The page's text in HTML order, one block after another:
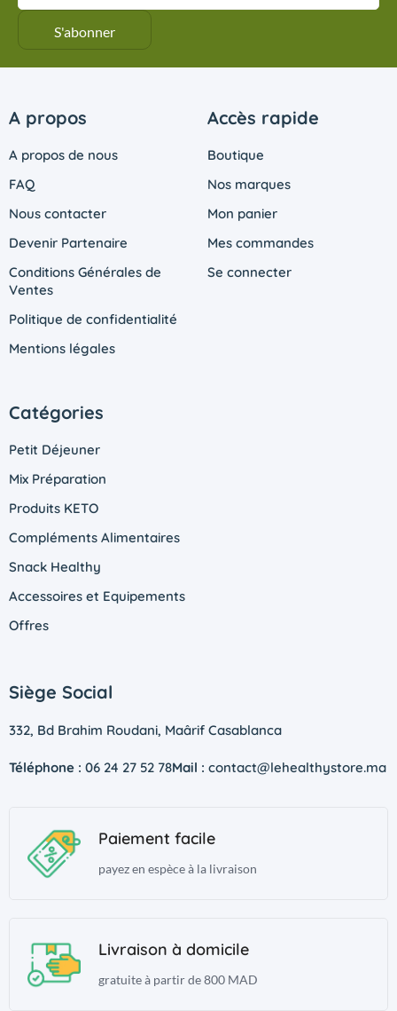
A propos
A propos de nous
FAQ
Nous contacter
Devenir Partenaire
Conditions Générales de
Ventes
Politique de confidentialité
Mentions légales
Accès rapide
Boutique
Nos marques
Mon panier
Mes commandes
Se connecter
Catégories
Petit Déjeuner
Mix Préparation
Produits KETO
Compléments Alimentaires
Snack Healthy
Accessoires et Equipements
Offres
Siège Social
332, Bd Brahim Roudani, Maârif Casablanca
Téléphone : 06 24 27 52 78Mail : contact@lehealthystore.ma
Paiement facile
payez en espèce à la livraison
Livraison à domicile
gratuite à partir de 800 MAD